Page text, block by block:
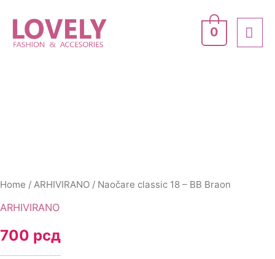
content
0
Home / ARHIVIRANO / Naočare classic 18 – BB Braon
ARHIVIRANO
700 рсд